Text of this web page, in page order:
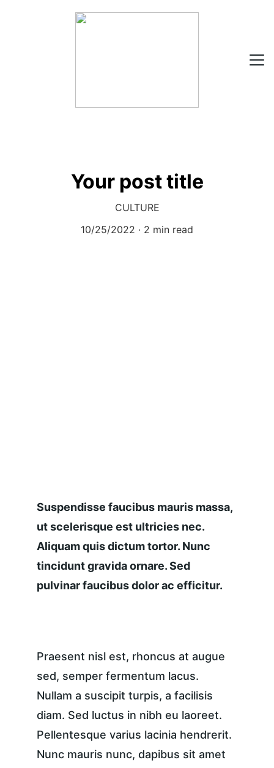
Your post title
CULTURE
10/25/2022
2 min read
Suspendisse faucibus mauris massa,
ut scelerisque est ultricies nec.
Aliquam quis dictum tortor. Nunc
tincidunt gravida ornare. Sed
pulvinar faucibus dolor ac efficitur.
Praesent nisl est, rhoncus at augue
sed, semper fermentum lacus.
Nullam a suscipit turpis, a facilisis
diam. Sed luctus in nibh eu laoreet.
Pellentesque varius lacinia hendrerit.
Nunc mauris nunc, dapibus sit amet